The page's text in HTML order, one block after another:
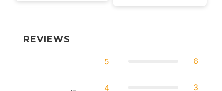
REVIEWS
5 6
4 3